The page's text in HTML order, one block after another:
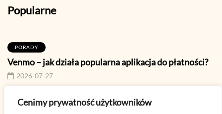
Cenimy prywatność użytkowników
Popularne
PORADY
Venmo – jak działa popularna aplikacja do płatności?
2026-07-27
WINDOWS